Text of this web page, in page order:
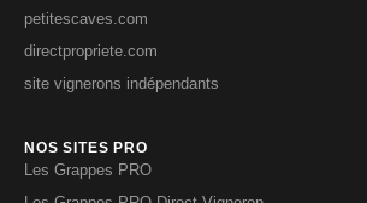
petitescaves.com
directpropriete.com
site vignerons indépendants
NOS SITES PRO
Les Grappes PRO